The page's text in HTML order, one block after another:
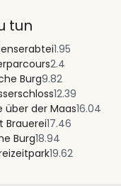
tun
1.95
2.4
Burg9.82
12.39
über der Maas16.04
Brauerei17.46
Burg18.94
19.62